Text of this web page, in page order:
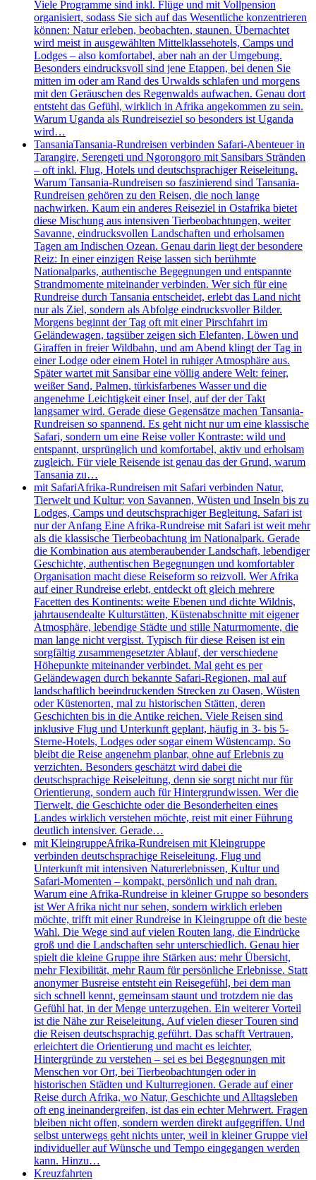
Viele Programme sind inkl. Flüge und mit Vollpension
organisiert, sodass Sie sich auf das Wesentliche konzentrieren
können: Natur erleben, beobachten, staunen. Übernachtet
wird meist in ausgewählten Mittelklassehotels, Camps und
Lodges – also komfortabel, aber nah an der Umgebung.
Besonders eindrucksvoll sind jene Etappen, bei denen Sie
mitten im oder am Rand des Urwalds schlafen und morgens
mit den Geräuschen des Regenwalds aufwachen. Genau dort
entsteht das Gefühl, wirklich in Afrika angekommen zu sein.
Warum Uganda als Rundreiseziel so besonders ist Uganda
wird…
TansaniaTansania-Rundreisen verbinden Safari-Abenteuer in
Tarangire, Serengeti und Ngorongoro mit Sansibars Stränden
– oft inkl. Flug, Hotels und deutschsprachiger Reiseleitung.
Warum Tansania-Rundreisen so faszinierend sind Tansania-
Rundreisen gehören zu den Reisen, die noch lange
nachwirken. Kaum ein anderes Reiseziel in Ostafrika bietet
diese Mischung aus intensiven Tierbeobachtungen, weiter
Savanne, eindrucksvollen Landschaften und erholsamen
Tagen am Indischen Ozean. Genau darin liegt der besondere
Reiz: In einer einzigen Reise lassen sich berühmte
Nationalparks, authentische Begegnungen und entspannte
Strandmomente miteinander verbinden. Wer sich für eine
Rundreise durch Tansania entscheidet, erlebt das Land nicht
nur als Ziel, sondern als Abfolge eindrucksvoller Bilder.
Morgens beginnt der Tag oft mit einer Pirschfahrt im
Geländewagen, tagsüber zeigen sich Elefanten, Löwen und
Giraffen in freier Wildbahn, und am Abend klingt der Tag in
einer Lodge oder einem Hotel in ruhiger Atmosphäre aus.
Später wartet mit Sansibar eine völlig andere Welt: feiner,
weißer Sand, Palmen, türkisfarbenes Wasser und die
angenehme Leichtigkeit einer Insel, auf der der Takt
langsamer wird. Gerade diese Gegensätze machen Tansania-
Rundreisen so spannend. Es geht nicht nur um eine klassische
Safari, sondern um eine Reise voller Kontraste: wild und
entspannt, ursprünglich und komfortabel, aktiv und erholsam
zugleich. Für viele Reisende ist genau das der Grund, warum
Tansania zu…
mit SafariAfrika-Rundreisen mit Safari verbinden Natur,
Tierwelt und Kultur: von Savannen, Wüsten und Inseln bis zu
Lodges, Camps und deutschsprachiger Begleitung. Safari ist
nur der Anfang Eine Afrika-Rundreise mit Safari ist weit mehr
als die klassische Tierbeobachtung im Nationalpark. Gerade
die Kombination aus atemberaubender Landschaft, lebendiger
Geschichte, authentischen Begegnungen und komfortabler
Organisation macht diese Reiseform so reizvoll. Wer Afrika
auf einer Rundreise erlebt, entdeckt oft gleich mehrere
Facetten des Kontinents: weite Ebenen und dichte Wildnis,
jahrtausendealte Kulturstätten, Küstenabschnitte mit eigener
Atmosphäre, lebendige Städte und stille Naturmomente, die
man lange nicht vergisst. Typisch für diese Reisen ist ein
sorgfältig zusammengesetzter Ablauf, der verschiedene
Höhepunkte miteinander verbindet. Mal geht es per
Geländewagen durch bekannte Safari-Regionen, mal auf
landschaftlich beeindruckenden Strecken zu Oasen, Wüsten
oder Küstenorten, mal zu historischen Stätten, deren
Geschichten bis in die Antike reichen. Viele Reisen sind
inklusive Flug und Unterkunft geplant, häufig in 3- bis 5-
Sterne-Hotels, Lodges oder sogar einem Wüstencamp. So
bleibt die Reise angenehm planbar, ohne auf Erlebnis zu
verzichten. Besonders geschätzt wird dabei die
deutschsprachige Reiseleitung, denn sie sorgt nicht nur für
Orientierung, sondern auch für Hintergrundwissen. Wer die
Tierwelt, die Geschichte oder die Besonderheiten eines
Landes wirklich verstehen möchte, reist mit einer Führung
deutlich intensiver. Gerade…
mit KleingruppeAfrika-Rundreisen mit Kleingruppe
verbinden deutschsprachige Reiseleitung, Flug und
Unterkunft mit intensiven Naturerlebnissen, Kultur und
Safari-Momenten – kompakt, persönlich und nah dran.
Warum eine Afrika-Rundreise in kleiner Gruppe so besonders
ist Wer Afrika nicht nur sehen, sondern wirklich erleben
möchte, trifft mit einer Rundreise in Kleingruppe oft die beste
Wahl. Die Wege sind auf vielen Routen lang, die Eindrücke
groß und die Landschaften sehr unterschiedlich. Genau hier
spielt die kleine Gruppe ihre Stärken aus: mehr Übersicht,
mehr Flexibilität, mehr Raum für persönliche Erlebnisse. Statt
anonymer Busreise entsteht ein Reisegefühl, bei dem man
sich schnell kennt, gemeinsam staunt und trotzdem nie das
Gefühl hat, in der Menge unterzugehen. Ein weiterer Vorteil
ist die Nähe zur Reiseleitung. Auf vielen dieser Touren sind
die Reisen deutschsprachig geführt. Das schafft Vertrauen,
erleichtert die Orientierung und macht es leichter,
Hintergründe zu verstehen – sei es bei Begegnungen mit
Menschen vor Ort, bei Tierbeobachtungen oder in
historischen Städten und Kulturregionen. Gerade auf einer
Reise durch Afrika, wo Natur, Geschichte und Alltagsleben
oft eng ineinandergreifen, ist das ein echter Mehrwert. Fragen
bleiben nicht offen, sondern werden direkt aufgegriffen. Und
selbst unterwegs geht nichts unter, weil in kleiner Gruppe viel
individueller auf Wünsche und Tempo eingegangen werden
kann. Hinzu…
Kreuzfahrten